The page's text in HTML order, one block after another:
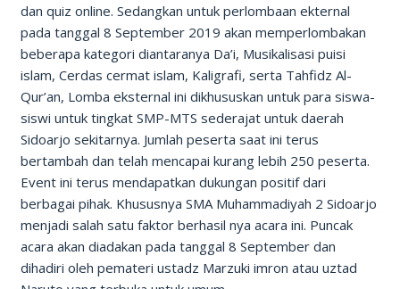
dan quiz online. Sedangkan untuk perlombaan ekternal
pada tanggal 8 September 2019 akan memperlombakan
beberapa kategori diantaranya Da’i, Musikalisasi puisi
islam, Cerdas cermat islam, Kaligrafi, serta Tahfidz Al-
Qur’an, Lomba eksternal ini dikhususkan untuk para siswa-
siswi untuk tingkat SMP-MTS sederajat untuk daerah
Sidoarjo sekitarnya. Jumlah peserta saat ini terus
bertambah dan telah mencapai kurang lebih 250 peserta.
Event ini terus mendapatkan dukungan positif dari
berbagai pihak. Khususnya SMA Muhammadiyah 2 Sidoarjo
menjadi salah satu faktor berhasil nya acara ini. Puncak
acara akan diadakan pada tanggal 8 September dan
dihadiri oleh pemateri ustadz Marzuki imron atau uztad